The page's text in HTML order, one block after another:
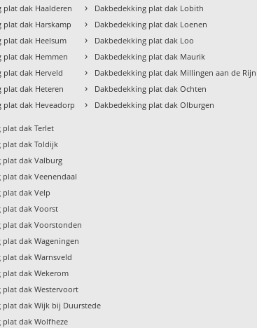
plat dak Haalderen
plat dak Harskamp
plat dak Heelsum
plat dak Hemmen
plat dak Herveld
plat dak Heteren
plat dak Heveadorp
› Dakbedekking plat dak Lobith
› Dakbedekking plat dak Loenen
› Dakbedekking plat dak Loo
› Dakbedekking plat dak Maurik
› Dakbedekking plat dak Millingen aan de Rijn
› Dakbedekking plat dak Ochten
› Dakbedekking plat dak Olburgen
plat dak Terlet
plat dak Toldijk
plat dak Valburg
plat dak Veenendaal
plat dak Velp
plat dak Voorst
plat dak Voorstonden
plat dak Wageningen
plat dak Warnsveld
plat dak Wekerom
plat dak Westervoort
plat dak Wijk bij Duurstede
plat dak Wolfheze